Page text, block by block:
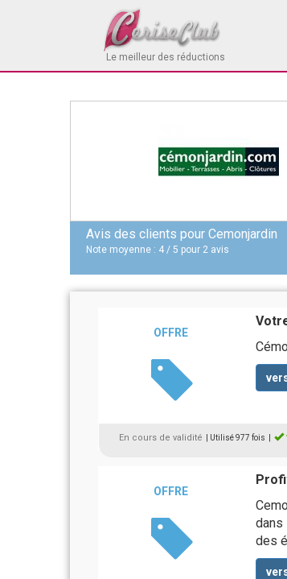
Le meilleur des réductions
Avis des clients pour Cemonjardin
Note moyenne : 4 / 5 pour 2 avis
OFFRE
En cours de validité | Utilisé 977 fois
OFFRE
dans
des